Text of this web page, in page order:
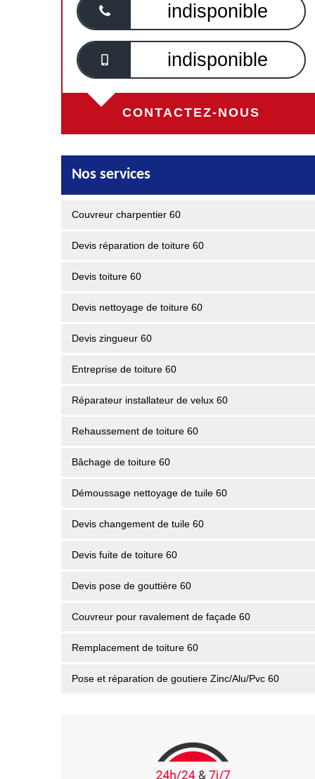
indisponible
indisponible
CONTACTEZ-NOUS
Nos services
Couvreur charpentier 60
Devis réparation de toiture 60
Devis toiture 60
Devis nettoyage de toiture 60
Devis zingueur 60
Entreprise de toiture 60
Réparateur installateur de velux 60
Rehaussement de toiture 60
Bâchage de toiture 60
Démoussage nettoyage de tuile 60
Devis changement de tuile 60
Devis fuite de toiture 60
Devis pose de gouttière 60
Couvreur pour ravalement de façade 60
Remplacement de toiture 60
Pose et réparation de goutiere Zinc/Alu/Pvc 60